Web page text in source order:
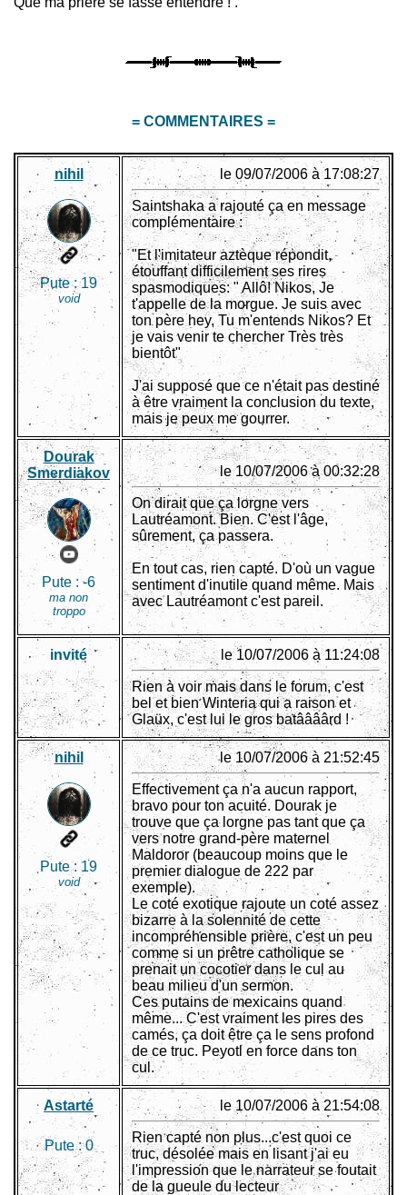
= COMMENTAIRES =
nihil
Pute :19
void
le 09/07/2006 à 17:08:27
Saintshaka a rajouté ça en message
complémentaire :
"Et l'imitateur aztèque répondit,
étouffant difficilement ses rires
spasmodiques: " Allô! Nikos, Je
t'appelle de la morgue. Je suis avec
ton père hey, Tu m'entends Nikos? Et
je vais venir te chercher Très très
bientôt"
J'ai supposé que ce n'était pas destiné
à être vraiment la conclusion du texte,
mais je peux me gourrer.
Dourak
Smerdiakov
Pute : -6
ma non
troppo
le 10/07/2006 à 00:32:28
On dirait que ça lorgne vers
Lautréamont. Bien. C'est l'âge,
sûrement, ça passera.
En tout cas, rien capté. D'où un vague
sentiment d'inutile quand même. Mais
avec Lautréamont c'est pareil.
invité le 10/07/2006 à 11:24:08
Rien à voir mais dans le forum, c'est
bel et bien Winteria qui a raison et
Glaüx, c'est lui le gros batâââârd !
nihil
Pute : 19
void
le 10/07/2006 à 21:52:45
Effectivement ça n'a aucun rapport,
bravo pour ton acuité. Dourak je
trouve que ça lorgne pas tant que ça
vers notre grand-père maternel
Maldoror (beaucoup moins que le
premier dialogue de 222 par
exemple).
Le coté exotique rajoute un coté assez
bizarre à la solennité de cette
incompréhensible prière, c'est un peu
comme si un prêtre catholique se
prenait un cocotier dans le cul au
beau milieu d'un sermon.
Ces putains de mexicains quand
même... C'est vraiment les pires des
camés, ça doit être ça le sens profond
de ce truc. Peyotl en force dans ton
cul.
Astarté
Pute :0
le 10/07/2006 à 21:54:08
Rien capté non plus...c'est quoi ce
truc, désolée mais en lisant j'ai eu
l'impression que le narrateur se foutait
de la gueule du lecteur